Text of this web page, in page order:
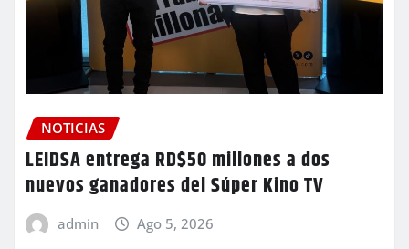
NOTICIAS
LEIDSA entrega RD$50 millones a dos
nuevos ganadores del Súper Kino TV
admin Ago 5, 2026